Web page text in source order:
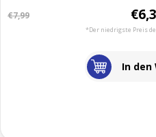
€7,99
*Der niedrigste Preis
In den